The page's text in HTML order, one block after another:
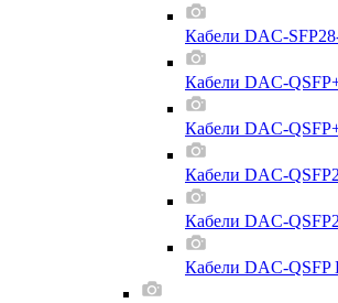
Кабели DAC-
Кабели DAC-
Кабели DAC-
Кабели DAC-
Кабели DAC-
Кабели DAC-QSFP